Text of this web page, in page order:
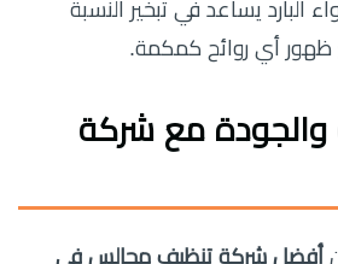
البارد يساعد في تبخير النسبة
ظهور أي روائح كمكمة.
والجودة مع شركة
أفضل شركة تنظيف مجالس في